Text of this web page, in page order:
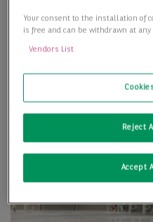
Your consent to the installation of
is free and can be withdrawn at any
Vendors List
Reject
Accept